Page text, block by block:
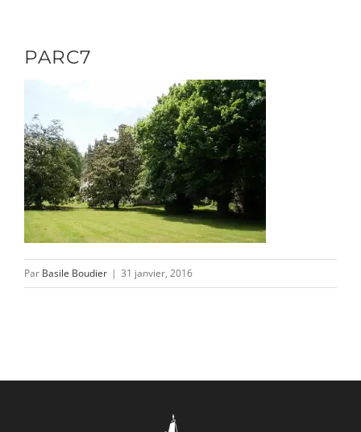
contenu
DÉCOUVRIR
VENIR
NOUS SUIVRE
PARC7
Par Basile Boudier | 31 janvier, 2016